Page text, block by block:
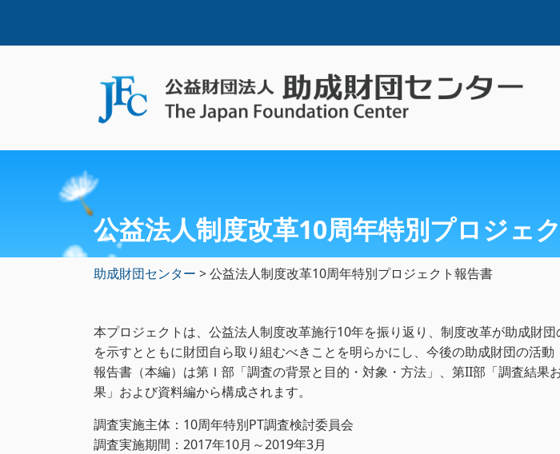
公益法人制度改革10周年特別プロジェ
助成財団センター >公益法人制度改革10周年特別プロジェクト報告書
本プロジェクトは、公益法人制度改革施行10年を振り返り、制度改革が助成財
を示すとともに財団自ら取り組むべきことを明らかにし、今後の助成財団の活動
報告書（本編）は第Ｉ部「調査の背景と目的・対象・方法」、第II部「調査結
果」および資料編から構成されます。
調査実施主体：10周年特別PT調査検討委員会
調査実施期間：2017年10月～2019年3月